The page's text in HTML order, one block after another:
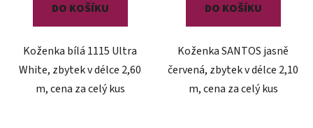
DO KOŠÍKU
Koženka bílá 1115 Ultra
White, zbytek v délce 2,60
m, cena za celý kus
DO KOŠÍKU
Koženka SANTOS jasně
červená, zbytek v délce 2,10
m, cena za celý kus